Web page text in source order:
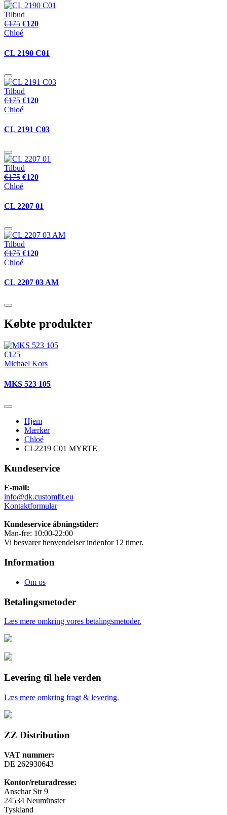
Tilbud
€175 €120
Chloé
CL 2190 C01
Tilbud
€175 €120
Chloé
CL 2191 C03
Tilbud
€175 €120
Chloé
CL 2207 01
Tilbud
€175 €120
Chloé
CL 2207 03 AM
Købte produkter
€125
Michael Kors
MKS 523 105
Hjem
Mærker
Chloé
CL2219 C01 MYRTE
Kundeservice
E-mail:
info@dk.customfit.eu
Kontaktformular
Kundeservice åbningstider:
Man-fre: 10:00-22:00
Vi besvarer henvendelser indenfor 12 timer.
Information
Om os
Betalingsmetoder
Læs mere omkring vores betalingsmetoder.
Levering til hele verden
Læs mere omkring fragt & levering.
ZZ Distribution
VAT nummer:
DE 262930643
Kontor/returadresse:
Anschar Str 9
24534 Neumünster
Tyskland